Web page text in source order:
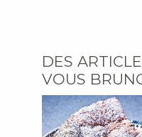
DES
VOUS